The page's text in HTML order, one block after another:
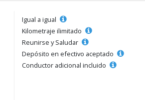
Igual a igual
Kilometraje ilimitado
Reunirse y Saludar
Depósito en efectivo aceptado
Conductor adicional incluido